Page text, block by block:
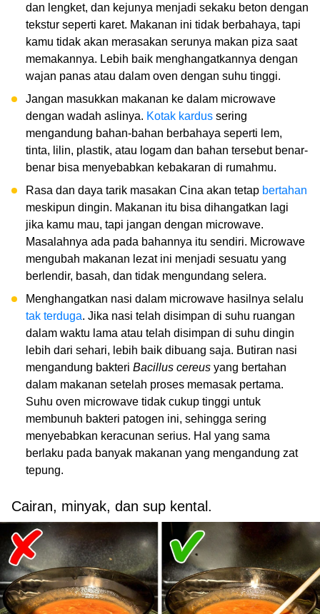
dan lengket, dan kejunya menjadi sekaku beton dengan
tekstur seperti karet. Makanan ini tidak berbahaya, tapi
kamu tidak akan merasakan serunya makan piza saat
memakannya. Lebih baik menghangatkannya dengan
wajan panas atau dalam oven dengan suhu tinggi.
Jangan masukkan makanan ke dalam microwave
dengan wadah aslinya. Kotak kardus sering
mengandung bahan-bahan berbahaya seperti lem,
tinta, lilin, plastik, atau logam dan bahan tersebut benar-
benar bisa menyebabkan kebakaran di rumahmu.
Rasa dan daya tarik masakan Cina akan tetap bertahan
meskipun dingin. Makanan itu bisa dihangatkan lagi
jika kamu mau, tapi jangan dengan microwave.
Masalahnya ada pada bahannya itu sendiri. Microwave
mengubah makanan lezat ini menjadi sesuatu yang
berlendir, basah, dan tidak mengundang selera.
Menghangatkan nasi dalam microwave hasilnya selalu
tak terduga. Jika nasi telah disimpan di suhu ruangan
dalam waktu lama atau telah disimpan di suhu dingin
lebih dari sehari, lebih baik dibuang saja. Butiran nasi
mengandung bakteri Bacillus cereus yang bertahan
dalam makanan setelah proses memasak pertama.
Suhu oven microwave tidak cukup tinggi untuk
membunuh bakteri patogen ini, sehingga sering
menyebabkan keracunan serius. Hal yang sama
berlaku pada banyak makanan yang mengandung zat
tepung.
Cairan, minyak, dan sup kental.